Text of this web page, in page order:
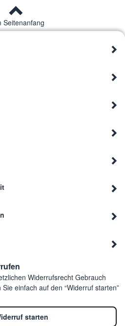
Seitenanfang
Widerrufsrecht Gebrauch
einfach auf den “Widerruf starten”
starten